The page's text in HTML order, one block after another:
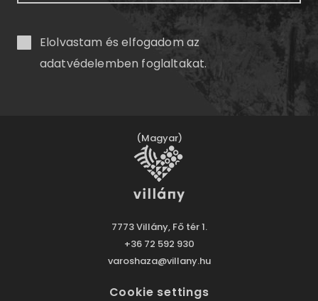
Elolvastam és elfogadom az
adatvédelemben foglaltakat.
(Magyar)
7773 Villány, Fő tér 1.
+36 72 592 930
varoshaza@villany.hu
Cookie settings